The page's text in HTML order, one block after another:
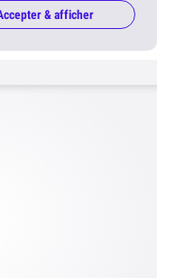
& afficher